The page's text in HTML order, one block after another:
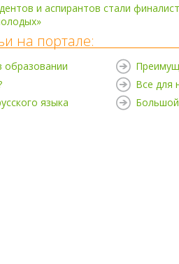
и аспирантов стали
на портале:
образовании
языка
Все для
Большой